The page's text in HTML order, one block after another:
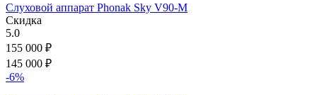
Слуховой аппарат Phonak Sky V90-M
Скидка
5.0
155 000 ₽
145 000 ₽
-6%